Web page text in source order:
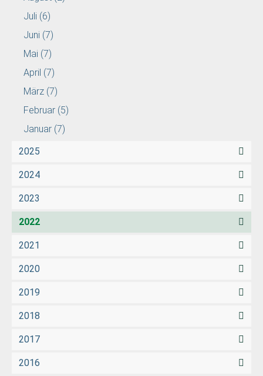
Juli (6)
Juni (7)
Mai (7)
April (7)
März (7)
Februar (5)
Januar (7)
2025
2024
2023
2022
2021
2020
2019
2018
2017
2016